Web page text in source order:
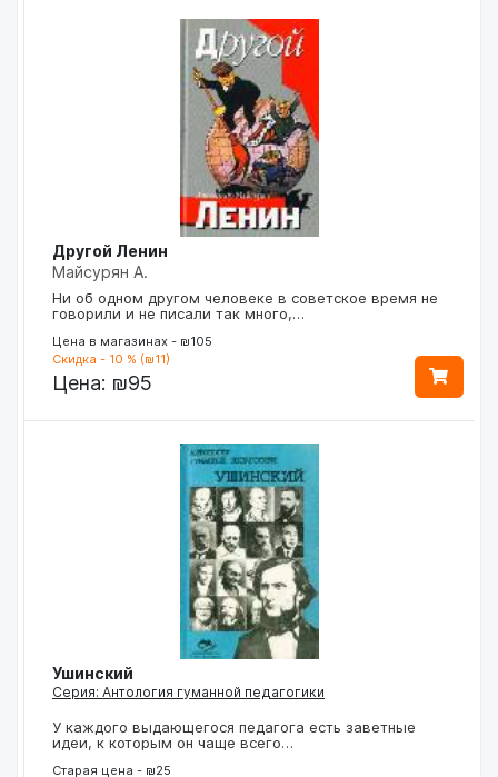
Другой Ленин
Майсурян А.
Ни об одном другом человеке в советское время не
говорили и не писали так много,…
Цена в магазинах - ₪105
Скидка - 10 % (₪11)
Цена: ₪95
Ушинский
Серия: Антология гуманной педагогики
У каждого выдающегося педагога есть заветные
идеи, к которым он чаще всего…
Старая цена - ₪25